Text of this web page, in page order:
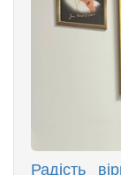
Радість